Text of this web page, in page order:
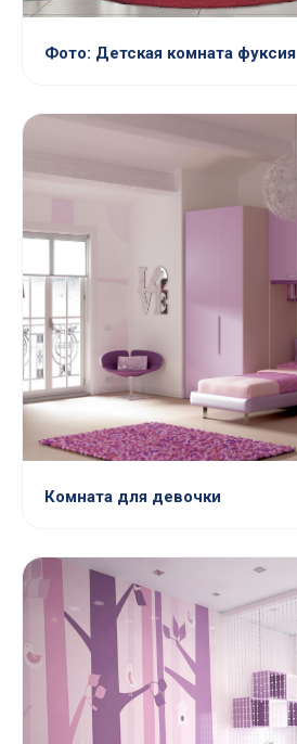
Фото: Детская комната фуксия
Комната для девочки